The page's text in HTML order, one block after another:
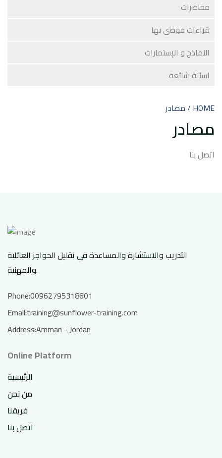
محاضرات
قراءات موصى بها
النماذج و الإستمارات
اسئلة شائعة
HOME / مصادر
مصادر
اتصل بنا
التدريب والاستشارة والمساعدة في تقليل الحواجز العائلية
والمهنية.
Phone:00962795318601
Email:training@sunflower-training.com
Address:Amman - Jordan
Online Platform
الرئيسية
من نحن
فريقنا
اتصل بنا